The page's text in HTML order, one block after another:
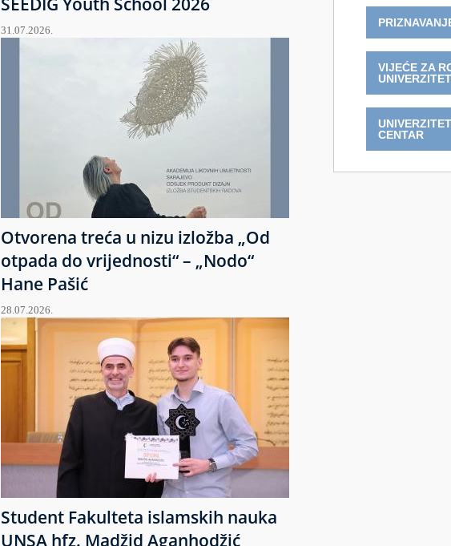
31.07.2026.
Otvorena treća u nizu izložba „Od
otpada do vrijednosti“ – „Nodo“
Hane Pašić
28.07.2026.
Student Fakulteta islamskih nauka
UNSA hfz. Madžid Aganhodžić
VIJEĆE ZA
CENTAR